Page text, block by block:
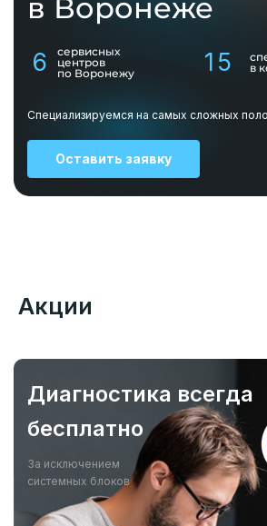
в Воронеже
6
сервисных
центров
по Воронежу
15
в
Специализируемся на самых сложных
Оставить заявку
Акции
Диагностика всегда
бесплатно
За исключением
системных блоков